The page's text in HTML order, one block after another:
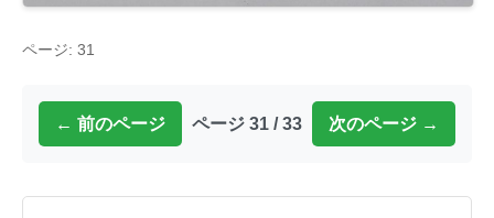
ページ: 31
← 前のページ ページ 31 / 33 次のページ →